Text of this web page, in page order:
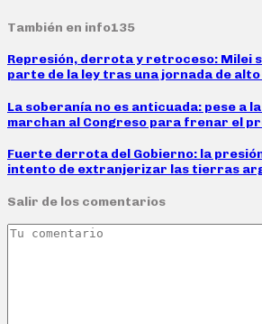
También en info135
Represión, derrota y retroceso: Milei
parte de la ley tras una jornada de
La soberanía no es anticuada: pese a
marchan al Congreso para frenar el
Fuerte derrota del Gobierno: la
intento de extranjerizar las tierras
Salir de los comentarios